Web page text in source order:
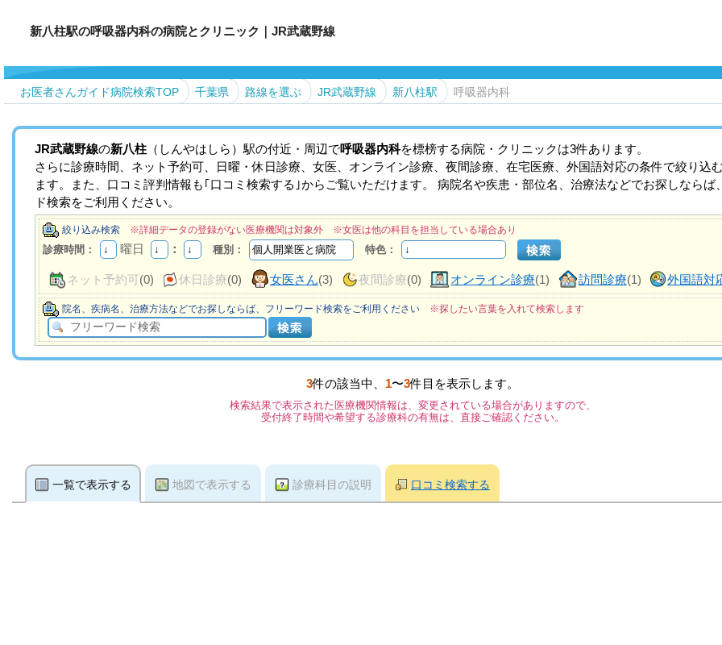
新八柱駅の呼吸器内科の病院とクリニック｜JR武蔵野線
お医者さんガイド病院検索TOP 千葉県 路線を選ぶ JR武蔵野線 新八柱駅 呼吸器内科
JR武蔵野線の新八柱 （しんやはしら）駅の付近・周辺で呼吸器内科を標榜する病院・クリニックは3件あります。
さらに診療時間、ネット予約可、日曜・休日診療、女医、オンライン診療、夜間診療、在宅医療、外国語対応の条件で絞り込
ます。また、口コミ評判情報も｢口コミ検索する｣からご覧いただけます。 病院名や疾患・部位名、治療法などでお探しならば
ド検索をご利用ください。
絞り込み検索 ※詳細データの登録がない医療機関は対象外 ※女医は他の科目を担当している場合あり
診療時間： 曜日 ： 種別： 特色：
ネット予約可(0) 休日診療(0) 女医さん(3) 夜間診療(0) オンライン診療(1) 訪問診療(1) 外国語対
院名、疾病名、治療方法などでお探しならば、フリーワード検索をご利用ください ※探したい言葉を入れて検索します
3件の該当中、 1〜3件目を表示します。
検索結果で表示された医療機関情報は、変更されている場合がありますので、
受付終了時間や希望する診療科の有無は、直接ご確認ください。
一覧で表示する 地図で表示する 診療科目の説明 口コミ検索する